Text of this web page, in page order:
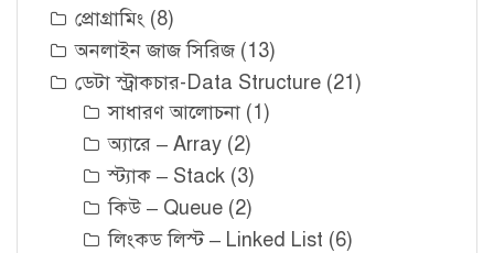
প্রোগ্রামিং (8)
অনলাইন জাজ সিরিজ (13)
ডেটা স্ট্রাকচার-Data Structure (21)
সাধারণ আলোচনা (1)
অ্যারে – Array (2)
স্ট্যাক – Stack (3)
কিউ – Queue (2)
লিংকড লিস্ট – Linked List (6)